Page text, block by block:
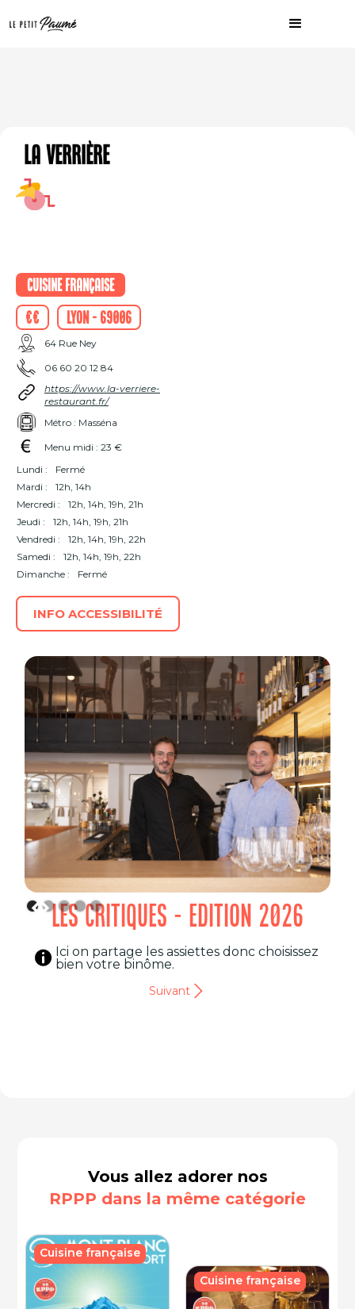
La Verrière
Cuisine française
€€
Lyon - 69006
64 Rue Ney
06 60 20 12 84
https://www.la-verriere-
restaurant.fr/
Métro : Masséna
Menu midi : 23 €
Lundi :
Fermé
Mardi :
12h, 14h
Mercredi :
12h, 14h, 19h, 21h
Jeudi :
12h, 14h, 19h, 21h
Vendredi :
12h, 14h, 19h, 22h
Samedi :
12h, 14h, 19h, 22h
Dimanche :
Fermé
INFO ACCESSIBILITÉ
LES CRITIQUES - EDITION 2026
Ici on partage les assiettes donc choisissez
bien votre binôme.
Suivant
Vous allez adorer nos
RPPP dans la même catégorie
Cuisine française
Cuisine française